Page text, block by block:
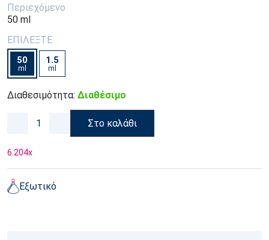
Περιεχόμενο
50 ml
ΕΠΙΛΕΞΤΕ
50
ml
1.5
ml
Διαθεσιμότητα: Διαθέσιμο
Στο καλάθι
6.204x
Εξωτικό